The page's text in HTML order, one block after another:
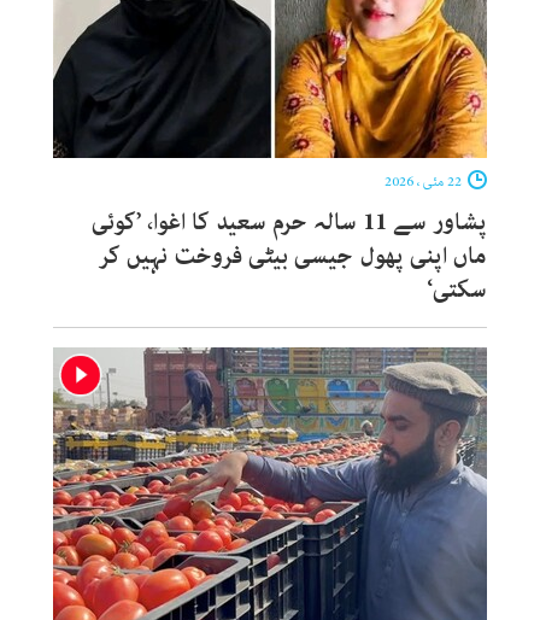
پشاور سے 11 سالہ حرم سعید کا اغوا، ’کوئی
ماں اپنی پھول جیسی بیٹی فروخت نہیں کر
سکتی‘